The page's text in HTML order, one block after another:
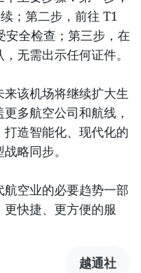
；第二步，前往 T1
安全检查；第三步，在
无需出示任何证件。
该机场将继续扩大生
多航空公司和航线，
造智能化、现代化的
略同步。
空业的必要趋势一部
快捷、更方便的服
越通社